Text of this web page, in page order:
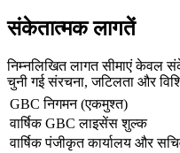
संकेतात्मक लागतें
निम्नलिखित लागत सीमाएं केवल
चुनी गई संरचना, जटिलता और
GBC निगमन (एकमुश्त)
वार्षिक GBC लाइसेंस शुल्क
वार्षिक पंजीकृत कार्यालय और